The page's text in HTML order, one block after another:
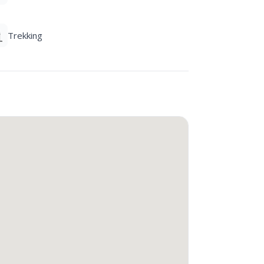
Trekking